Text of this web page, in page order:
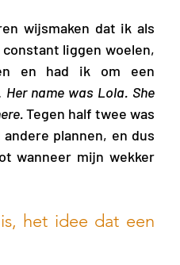
wijsmaken dat ik als
liggen woelen,
en had ik om een
Her name was Lola. She
Tegen half twee was
plannen, en dus
wanneer mijn wekker
het idee dat een